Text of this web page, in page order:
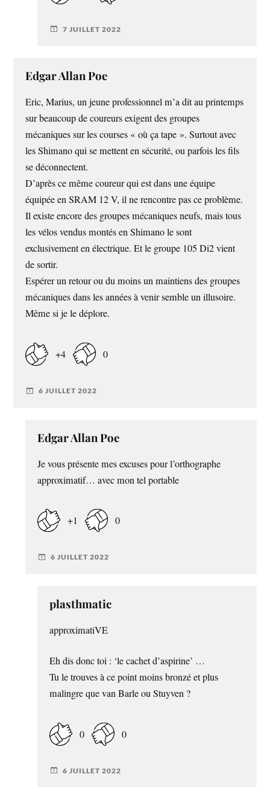
7 JUILLET 2022
Edgar Allan Poe
Eric, Marius, un jeune professionnel m’a dit au printemps
sur beaucoup de coureurs exigent des groupes
mécaniques sur les courses « où ça tape ». Surtout avec
les Shimano qui se mettent en sécurité, ou parfois les fils
se déconnectent.
D’après ce même coureur qui est dans une équipe
équipée en SRAM 12 V, il ne rencontre pas ce problème.
Il existe encore des groupes mécaniques neufs, mais tous
les vélos vendus montés en Shimano le sont
exclusivement en électrique. Et le groupe 105 Di2 vient
de sortir.
Espérer un retour ou du moins un maintiens des groupes
mécaniques dans les années à venir semble un illusoire.
Même si je le déplore.
+4 0
6 JUILLET 2022
Edgar Allan Poe
Je vous présente mes excuses pour l’orthographe
approximatif… avec mon tel portable
+1 0
6 JUILLET 2022
plasthmatic
approximatiVE
Eh dis donc toi : ‘le cachet d’aspirine’ …
Tu le trouves à ce point moins bronzé et plus
malingre que van Barle ou Stuyven ?
0 0
6 JUILLET 2022